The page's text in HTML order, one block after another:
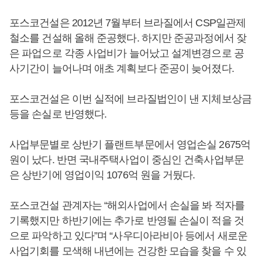
포스코건설은 2012년 7월부터 브라질에서 CSP일관제
철소를 건설해 올해 준공했다. 하지만 준공과정에서 잦
은 파업으로 각종 사업비가 늘어났고 설계변경으로 공
사기간이 늘어나며 애초 계획보다 준공이 늦어졌다.
포스코건설은 이번 실적에 브라질법인이 낸 지체보상금
등을 손실로 반영했다.
사업부문별로 상반기 플랜트부문에서 영업손실 2675억
원이 났다. 반면 국내주택사업이 중심인 건축사업부문
은 상반기에 영업이익 1076억 원을 거뒀다.
포스코건설 관계자는 “해외사업에서 손실을 봐 적자를
기록했지만 하반기에는 추가로 반영될 손실이 적을 것
으로 파악하고 있다”며 “사우디아라비아 등에서 새로운
사업기회를 모색해 내년에는 건강한 모습을 찾을 수 있